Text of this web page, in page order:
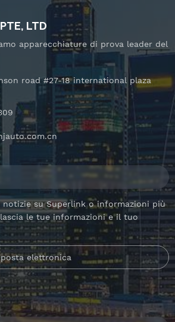
LTD
apparecchiature di prova leader del
road #27-18 international plaza
notizie su Superlink o informazioni più
le tue informazioni e il tuo